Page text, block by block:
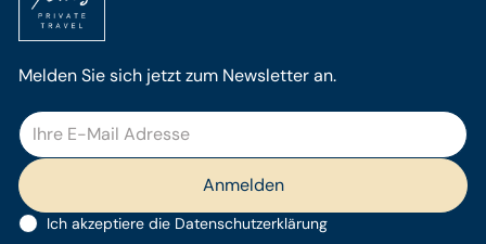
Melden Sie sich jetzt zum Newsletter an.
Ich akzeptiere die Datenschutzerklärung